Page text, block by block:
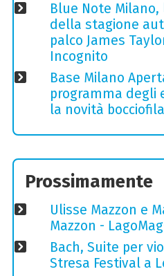
Blue Note
della stagione
palco James
Incognito
Base Milano
programma degli
la novità bocciofila
Prossimamente
Ulisse Mazzon e
Mazzon -
Bach, Suite per
Stresa Festival a